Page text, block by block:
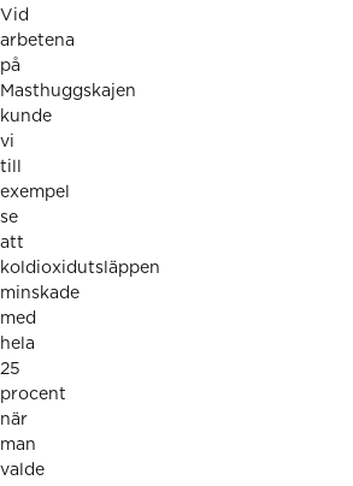
Vid
arbetena
på
Masthuggskajen
kunde
vi
till
exempel
se
att
koldioxidutsläppen
minskade
med
hela
25
procent
när
man
valde